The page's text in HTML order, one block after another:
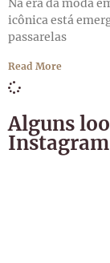
Na era da moda
icônica está
passarelas
Read More
Alguns
Instagram